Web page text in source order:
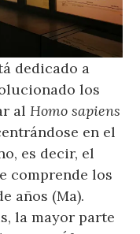
dedicado a
los
alHomo sapiens
en el
es decir, el
comprende los
años (Ma).
la mayor parte